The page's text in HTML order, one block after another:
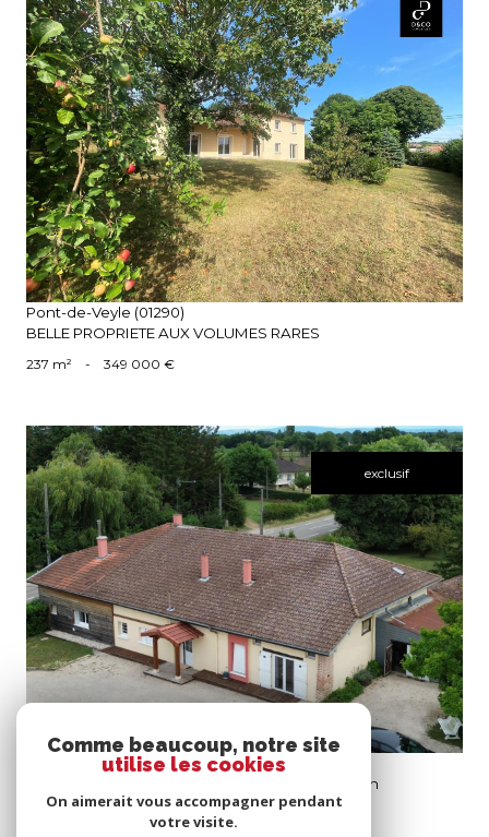
voir le bien
Pont-de-Veyle (01290)
BELLE PROPRIETE AUX VOLUMES RARES
237 m² - 349 000 €
exclusif
voir le bien
Confrançon (01310)
Ferme Rénovée avec caractère sur Grand Terrain
315 000 €
Comme beaucoup, notre site
utilise les cookies
On aimerait vous accompagner pendant
votre visite.